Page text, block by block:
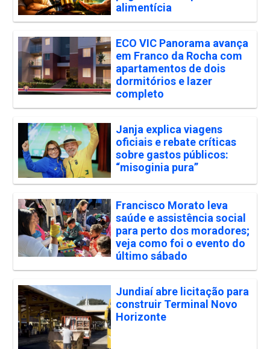
alimentícia
ECO VIC Panorama avança
em Franco da Rocha com
apartamentos de dois
dormitórios e lazer
completo
Janja explica viagens
oficiais e rebate críticas
sobre gastos públicos:
“misoginia pura”
Francisco Morato leva
saúde e assistência social
para perto dos moradores;
veja como foi o evento do
último sábado
Jundiaí abre licitação para
construir Terminal Novo
Horizonte